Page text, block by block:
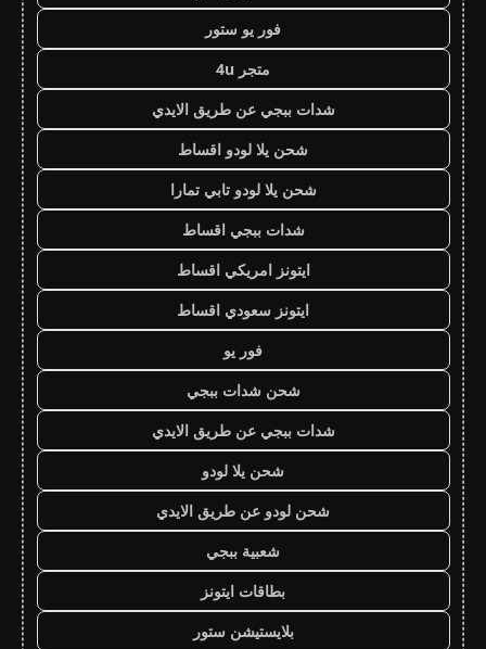
فور يو ستور
متجر 4u
شدات ببجي عن طريق الايدي
شحن يلا لودو اقساط
شحن يلا لودو تابي تمارا
شدات ببجي اقساط
ايتونز امريكي اقساط
ايتونز سعودي اقساط
فور يو
شحن شدات ببجي
شدات ببجي عن طريق الايدي
شحن يلا لودو
شحن لودو عن طريق الايدي
شعبية ببجي
بطاقات ايتونز
بلايستيشن ستور